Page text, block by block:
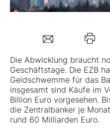
Mein Konto
Folgen Sie uns
Kontakt
Die Abwicklung braucht
Geschäftstage. Die EZB
Geldschwemme für das
insgesamt sind Käufe im
Billion Euro vorgesehen.
die Zentralbanker je
rund 60 Milliarden Euro.